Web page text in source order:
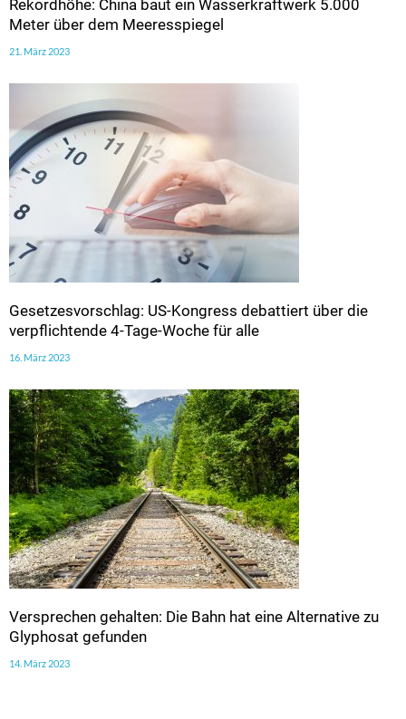
Rekordhöhe: China baut ein Wasserkraftwerk 5.000
Meter über dem Meeresspiegel
21. März 2023
Gesetzesvorschlag: US-Kongress debattiert über die
verpflichtende 4-Tage-Woche für alle
16. März 2023
Versprechen gehalten: Die Bahn hat eine Alternative zu
Glyphosat gefunden
14. März 2023